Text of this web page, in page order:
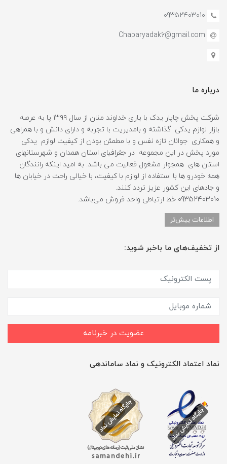
09352403010
Chaparyadak6@gmail.com
درباره ما
شرکت پخش چاپار یدک با یاری خداوند منان از سال ۱۳۹۹ پا به عرصه
بازار لوازم یدکی گذاشته و بامدیریت با تجربه و دارای دانش و با همراهی
و همکاری جوانان تازه نفس و با مطمئن بودن از کیفیت لوازم یدکی
مورد پخش در این مجموعه در جغرافیای استان همدان و شهرستانهای
استان های همجوار مشغول فعالیت می باشد. به امید اینکه رانندگان
همه خودرو ها با استفاده از لوازم با کیفیت، با خیالی راحت در خیابان ها
و جادهای این کشور عزیز تردد کنند.
09352403010 خط ارتباطی واحد فروش می‌باشد.
اطلاعات بیش‌تر
از تخفیف‌های ما باخبر شوید:
عضویت در خبرنامه
نماد اعتماد الکترونیک و نماد ساماندهی